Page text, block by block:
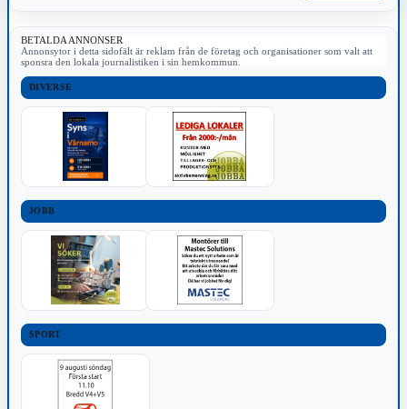
BETALDA ANNONSER
Annonsytor i detta sidofält är reklam från de företag och organisationer som valt att
sponsra den lokala journalistiken i sin hemkommun.
DIVERSE
JOBB
SPORT